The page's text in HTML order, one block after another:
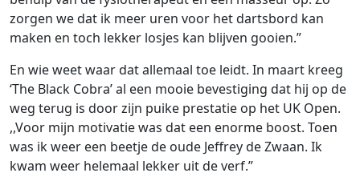
zorgen we dat ik meer uren voor het dartsbord kan
maken en toch lekker losjes kan blijven gooien.”
En wie weet waar dat allemaal toe leidt. In maart kreeg
‘The Black Cobra’ al een mooie bevestiging dat hij op de
weg terug is door zijn puike prestatie op het UK Open.
,,Voor mijn motivatie was dat een enorme boost. Toen
was ik weer een beetje de oude Jeffrey de Zwaan. Ik
kwam weer helemaal lekker uit de verf.”